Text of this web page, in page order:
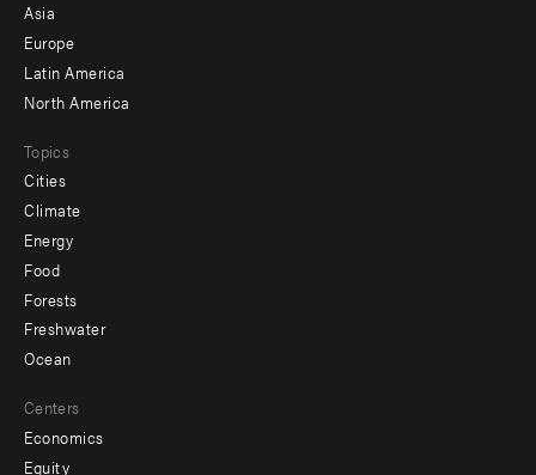
secondary
Asia
Europe
Latin America
North America
Topics
Cities
Climate
Energy
Food
Forests
Freshwater
Ocean
Centers
Economics
Equity